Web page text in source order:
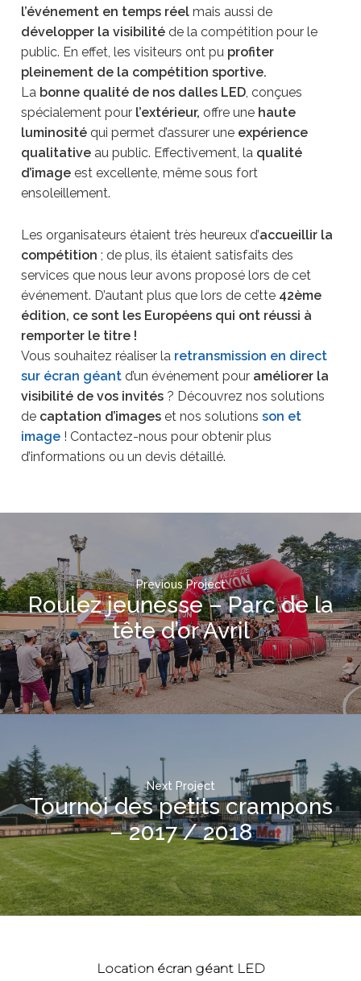
l’événement en temps réelmais aussi de
développer la visibilitéde la compétition pour le
public. En effet, les visiteurs ont pu profiter
pleinement de la compétition sportive.
La bonne qualité de nos dalles LED, conçues
spécialement pour l’extérieur, offre unehaute
luminositéqui permet d’assurer uneexpérience
qualitativeau public. Effectivement, la qualité
d’imageest excellente, même sous fort
ensoleillement.
Les organisateurs étaient très heureux d’accueillir la
compétition ; de plus, ils étaient satisfaits des
services que nous leur avons proposé lors de cet
événement. D’autant plus que lors de cette 42ème
édition, ce sont les Européens qui ont réussi à
remporter le titre !
Vous souhaitez réaliser laretransmission en direct
sur écran géantd’un événement pour améliorer la
visibilité de vos invités? Découvrez nos solutions
de captation d’imageset nos solutions son et
image! Contactez-nous pour obtenir plus
d’informations ou un devis détaillé.
Previous Project
Roulez jeunesse – Parc de la
tête d’or Avril
Next Project
Tournoi des petits crampons
– 2017 / 2018
Location écran géant LED